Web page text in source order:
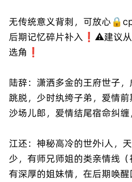
无传统意义背刺，可放心
后期记忆碎片补入❗⚠️建议
选角❗
陆辞：潇洒多金的王府世子
跳脱，少时纨绔子弟，爱情
沙场儿郎，爱情结尾宿命纠缠
江还：神秘高冷的世外i人，
少，有师兄师姐的类亲情线
有深厚的姐妹情，在后期唤